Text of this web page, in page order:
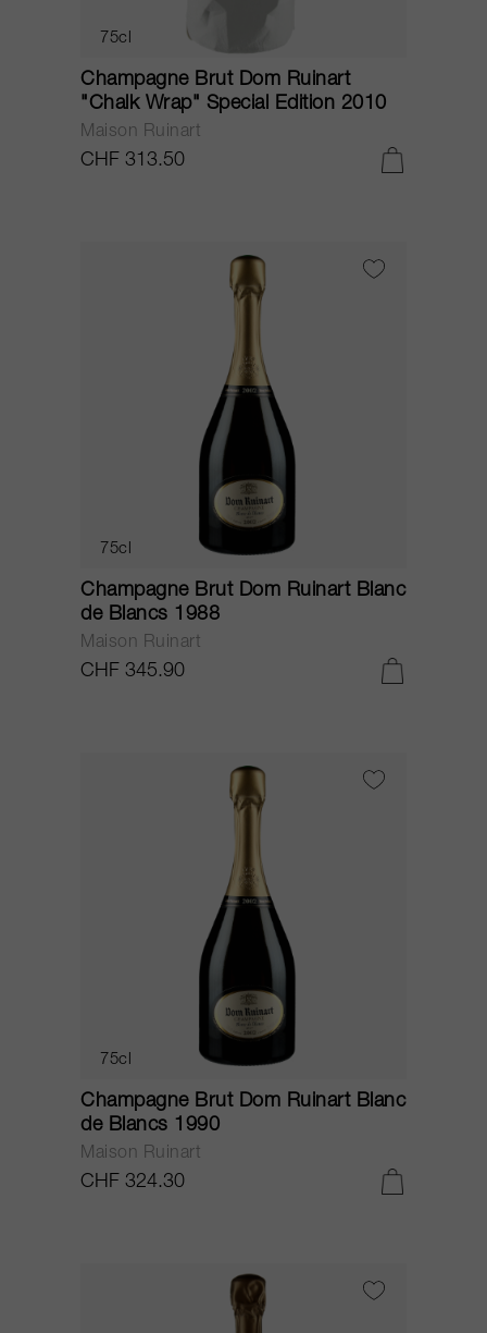
75cl
Champagne Brut Dom Ruinart
"Chalk Wrap" Special Edition 2010
Maison Ruinart
CHF 313.50
75cl
Champagne Brut Dom Ruinart Blanc
de Blancs 1988
Maison Ruinart
CHF 345.90
75cl
Champagne Brut Dom Ruinart Blanc
de Blancs 1990
Maison Ruinart
CHF 324.30